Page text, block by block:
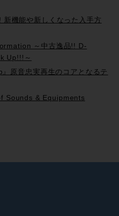
機能や新しくなった入手方
～中古逸品!! D-
Up!!!～
原音忠実再生のコアとなるテ
Sounds & Equipments